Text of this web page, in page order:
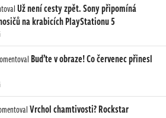
Už není cesty zpět. Sony připomíná
na krabicích PlayStationu 5
Buďte v obraze! Co červenec přinesl
Vrchol chamtivosti? Rockstar